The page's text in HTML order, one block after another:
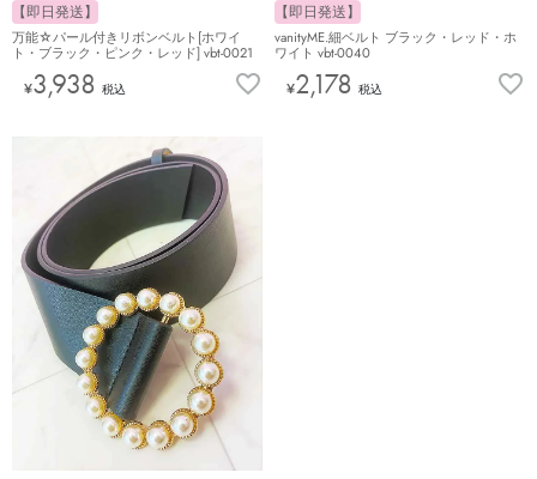
【即日発送】
万能☆パール付きリボンベルト[ホワイ
ト・ブラック・ピンク・レッド] vbt-0021
¥3,938 税込
【即日発送】
vanityME.細ベルト ブラック・レッド・ホ
ワイト vbt-0040
¥2,178 税込